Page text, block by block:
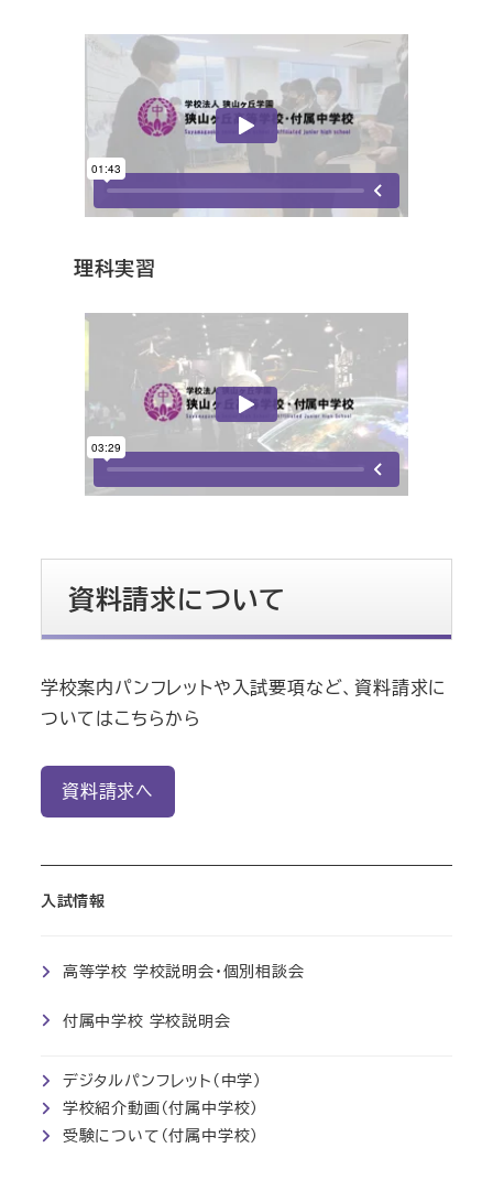
理科実習
資料請求について
学校案内パンフレットや入試要項など、資料請求に
ついてはこちらから
資料請求へ
入試情報
高等学校 学校説明会・個別相談会
付属中学校 学校説明会
デジタルパンフレット(中学)
学校紹介動画（付属中学校）
受験について（付属中学校）